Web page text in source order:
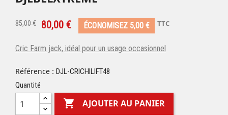
85,00 € 80,00 € ÉCONOMISEZ 5,00 € TTC
Cric Farm jack, idéal pour un usage occasionnel
Référence : DJL-CRICHILIFT48
Quantité
 AJOUTER AU PANIER